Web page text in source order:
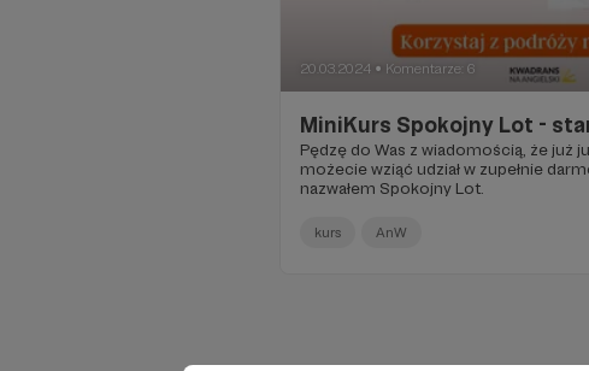
20.03.2024 ● Komentarze: 6
MiniKurs Spokojny Lot -
Pędzę do Was z wiadomością, że już
możecie wziąć udział w zupełnie
nazwałem Spokojny Lot.
kurs AnW